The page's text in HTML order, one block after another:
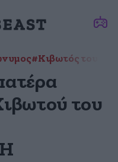
#Κιβωτός του
του